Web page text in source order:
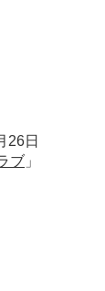
26日
ブ 」